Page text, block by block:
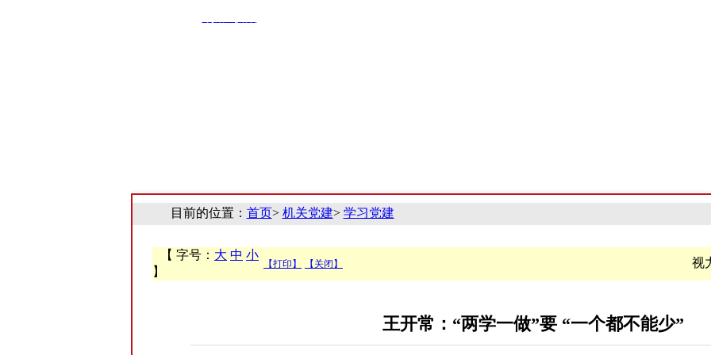
目前的位置： 首页> 机关党建> 学习党建
【 字号： 大 中 小
】
【打印】 【关闭】 视
王开常：“两学一做”要 “一个都不能少”